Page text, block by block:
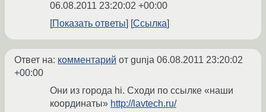
06.08.2011 23:20:02 +00:00
Показать ответы
Ссылка
Ответ на: комментарий от gunja 06.08.2011 23:20:02
+00:00
Они из города hi. Сходи по ссылке «наши
координаты» http://lavtech.ru/